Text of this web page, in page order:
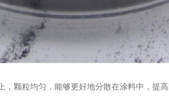
，颗粒均匀，能够更好地分散在涂料中，提